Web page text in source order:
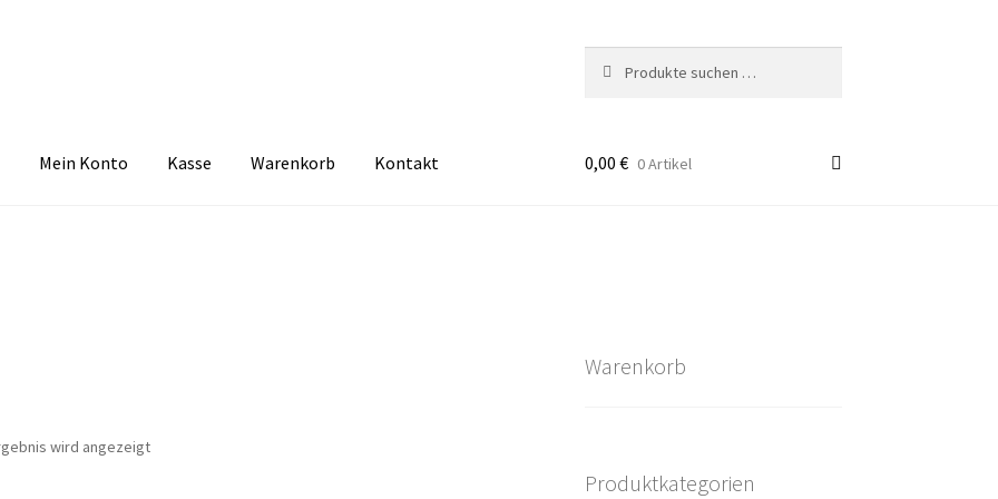
nach:
Mein Konto Kasse Warenkorb Kontakt 0,00 € 0 Artikel
wird angezeigt
Warenkorb
Produktkategorien